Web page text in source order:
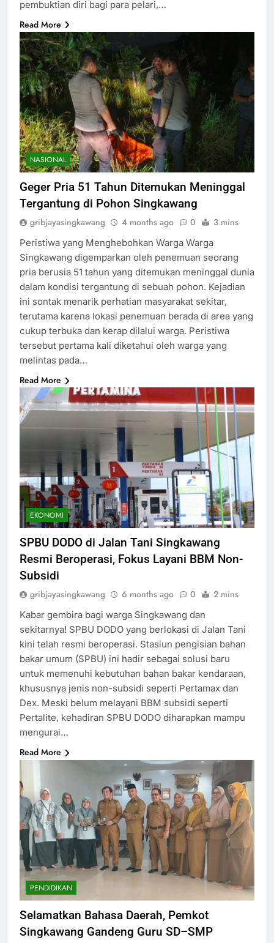
pembuktian diri bagi para pelari,…
Read More
NASIONAL
Geger Pria 51 Tahun Ditemukan Meninggal
Tergantung di Pohon Singkawang
gribjayasingkawang 4 months ago 0 3 mins
Peristiwa yang Menghebohkan Warga Warga
Singkawang digemparkan oleh penemuan seorang
pria berusia 51 tahun yang ditemukan meninggal dunia
dalam kondisi tergantung di sebuah pohon. Kejadian
ini sontak menarik perhatian masyarakat sekitar,
terutama karena lokasi penemuan berada di area yang
cukup terbuka dan kerap dilalui warga. Peristiwa
tersebut pertama kali diketahui oleh warga yang
melintas pada…
Read More
EKONOMI
SPBU DODO di Jalan Tani Singkawang
Resmi Beroperasi, Fokus Layani BBM Non-
Subsidi
gribjayasingkawang 6 months ago 0 2 mins
Kabar gembira bagi warga Singkawang dan
sekitarnya! SPBU DODO yang berlokasi di Jalan Tani
kini telah resmi beroperasi. Stasiun pengisian bahan
bakar umum (SPBU) ini hadir sebagai solusi baru
untuk memenuhi kebutuhan bahan bakar kendaraan,
khususnya jenis non-subsidi seperti Pertamax dan
Dex. Meski belum melayani BBM subsidi seperti
Pertalite, kehadiran SPBU DODO diharapkan mampu
mengurai…
Read More
PENDIDIKAN
Selamatkan Bahasa Daerah, Pemkot
Singkawang Gandeng Guru SD–SMP